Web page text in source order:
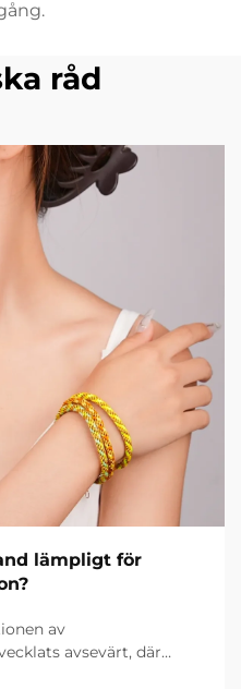
råd
lämpligt för
av
avsevärt, där